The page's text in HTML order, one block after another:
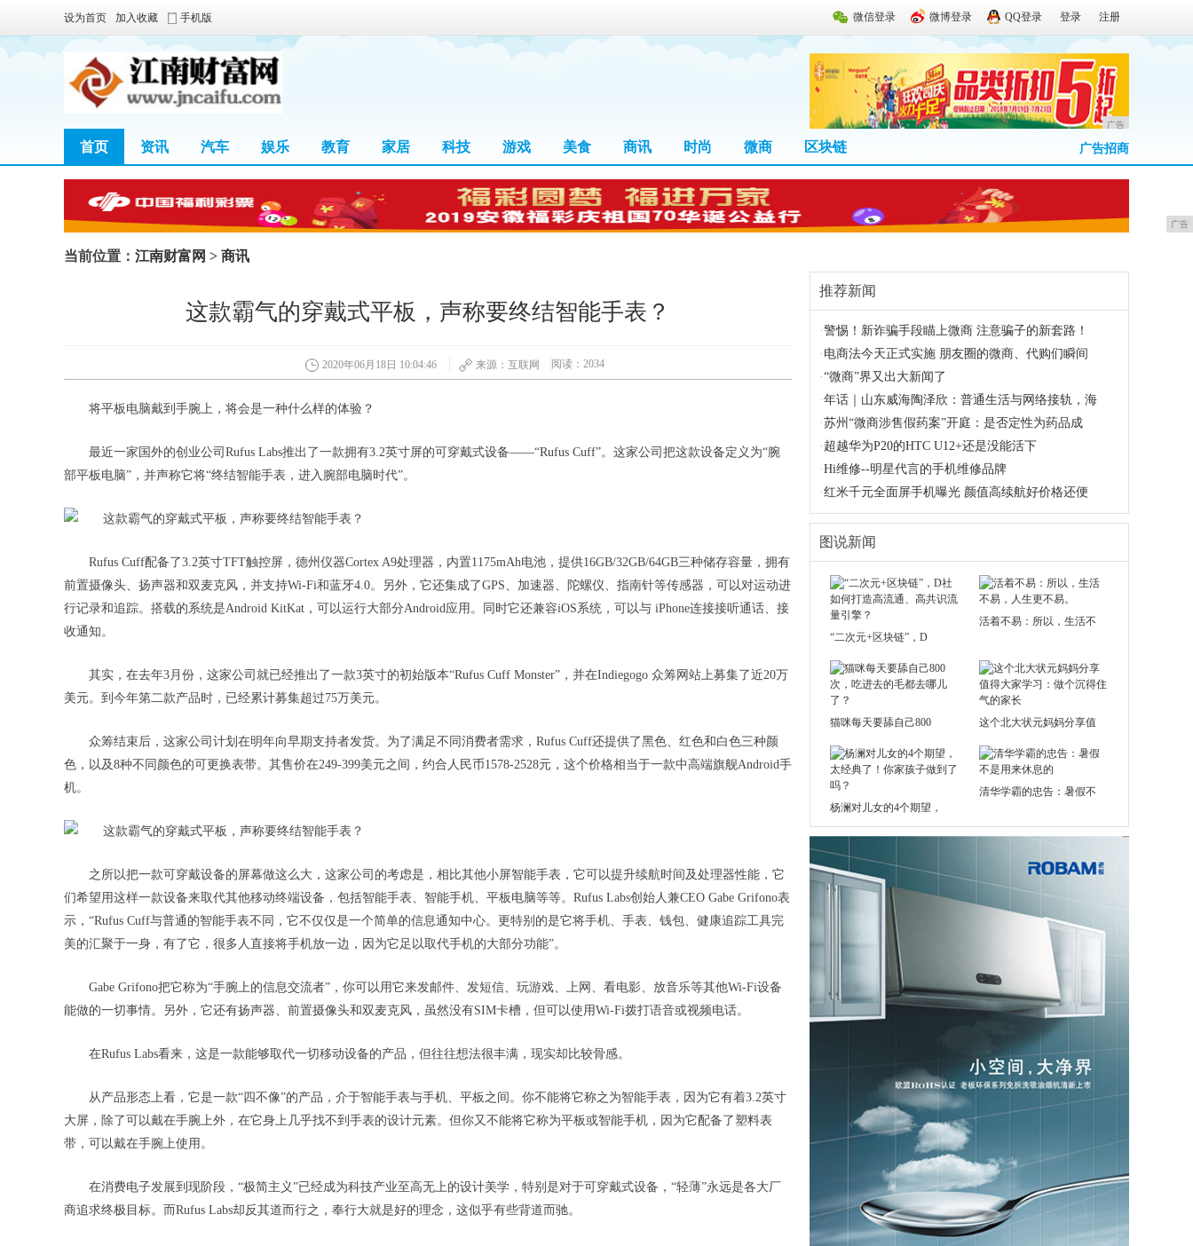
微信登录 微博登录 QQ登录 登录 注册
设为首页 加入收藏 手机版
广告
首页 资讯 汽车 娱乐 教育 家居 科技 游戏 美食 商讯 时尚 微商 区块链 广告招商
广告
当前位置： 江南财富网 > 商讯
这款霸气的穿戴式平板，声称要终结智能手表？
2020年06月18日 10:04:46 来源：互联网 阅读：2034
将平板电脑戴到手腕上，将会是一种什么样的体验？
最近一家国外的创业公司Rufus Labs推出了一款拥有3.2英寸屏的可穿戴式设备——“Rufus Cuff”。这家公司把这款设备定义为“腕
部平板电脑”，并声称它将“终结智能手表，进入腕部电脑时代”。
Rufus Cuff配备了3.2英寸TFT触控屏，德州仪器Cortex A9处理器，内置1175mAh电池，提供16GB/32GB/64GB三种储存容量，拥有
前置摄像头、扬声器和双麦克风，并支持Wi-Fi和蓝牙4.0。另外，它还集成了GPS、加速器、陀螺仪、指南针等传感器，可以对运动进
行记录和追踪。搭载的系统是Android KitKat，可以运行大部分Android应用。同时它还兼容iOS系统，可以与 iPhone连接接听通话、接
收通知。
其实，在去年3月份，这家公司就已经推出了一款3英寸的初始版本“Rufus Cuff Monster”，并在Indiegogo 众筹网站上募集了近20万
美元。到今年第二款产品时，已经累计募集超过75万美元。
众筹结束后，这家公司计划在明年向早期支持者发货。为了满足不同消费者需求，Rufus Cuff还提供了黑色、红色和白色三种颜
色，以及8种不同颜色的可更换表带。其售价在249-399美元之间，约合人民币1578-2528元，这个价格相当于一款中高端旗舰Android手
机。
之所以把一款可穿戴设备的屏幕做这么大，这家公司的考虑是，相比其他小屏智能手表，它可以提升续航时间及处理器性能，它
们希望用这样一款设备来取代其他移动终端设备，包括智能手表、智能手机、平板电脑等等。Rufus Labs创始人兼CEO Gabe Grifono表
示，“Rufus Cuff与普通的智能手表不同，它不仅仅是一个简单的信息通知中心。更特别的是它将手机、手表、钱包、健康追踪工具完
美的汇聚于一身，有了它，很多人直接将手机放一边，因为它足以取代手机的大部分功能”。
Gabe Grifono把它称为“手腕上的信息交流者”，你可以用它来发邮件、发短信、玩游戏、上网、看电影、放音乐等其他Wi-Fi设备
能做的一切事情。另外，它还有扬声器、前置摄像头和双麦克风，虽然没有SIM卡槽，但可以使用Wi-Fi拨打语音或视频电话。
在Rufus Labs看来，这是一款能够取代一切移动设备的产品，但往往想法很丰满，现实却比较骨感。
从产品形态上看，它是一款“四不像”的产品，介于智能手表与手机、平板之间。你不能将它称之为智能手表，因为它有着3.2英寸
大屏，除了可以戴在手腕上外，在它身上几乎找不到手表的设计元素。但你又不能将它称为平板或智能手机，因为它配备了塑料表
带，可以戴在手腕上使用。
在消费电子发展到现阶段，“极简主义”已经成为科技产业至高无上的设计美学，特别是对于可穿戴式设备，“轻薄”永远是各大厂
商追求终极目标。而Rufus Labs却反其道而行之，奉行大就是好的理念，这似乎有些背道而驰。
推荐新闻
·警惕！新诈骗手段瞄上微商 注意骗子的新套路！
· 电商法今天正式实施 朋友圈的微商、代购们瞬间
·“微商”界又出大新闻了
·年话｜山东威海陶泽欣：普通生活与网络接轨，海
·苏州“微商涉售假药案”开庭：是否定性为药品成
· 超越华为P20的HTC U12+还是没能活下
·Hi维修--明星代言的手机维修品牌
·红米千元全面屏手机曝光 颜值高续航好价格还便
图说新闻
“二次元+区块链”，D
活着不易：所以，生活不
猫咪每天要舔自己800 这个北大状元妈妈分享值
杨澜对儿女的4个期望，
清华学霸的忠告：暑假不